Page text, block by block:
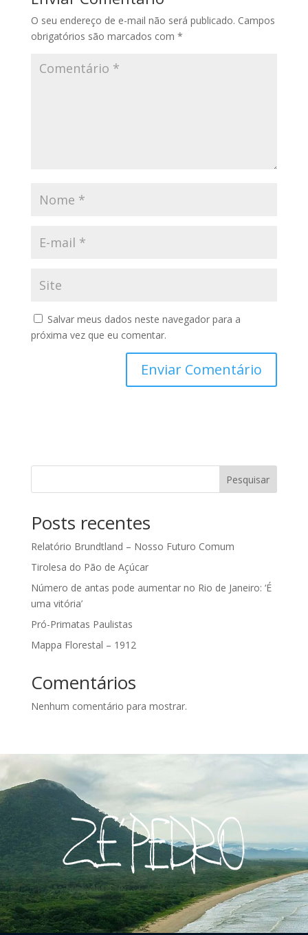
O seu endereço de e-mail não será publicado. Campos
obrigatórios são marcados com *
Salvar meus dados neste navegador para a
próxima vez que eu comentar.
Pesquisar
Posts recentes
Relatório Brundtland – Nosso Futuro Comum
Tirolesa do Pão de Açúcar
Número de antas pode aumentar no Rio de Janeiro: ‘É
uma vitória’
Pró-Primatas Paulistas
Mappa Florestal – 1912
Comentários
Nenhum comentário para mostrar.